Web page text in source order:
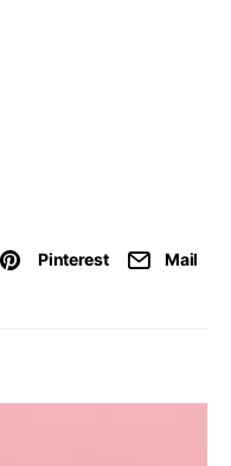
Pinterest Mail